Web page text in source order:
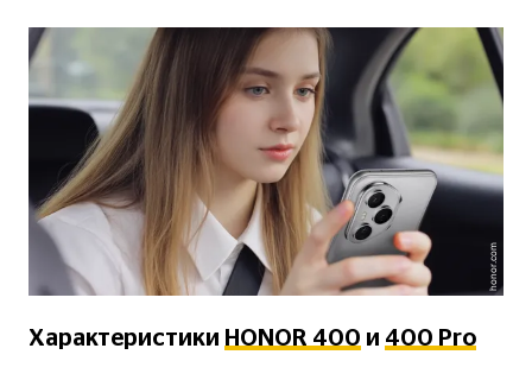
honor.com
Характеристики HONOR 400 и 400 Pro